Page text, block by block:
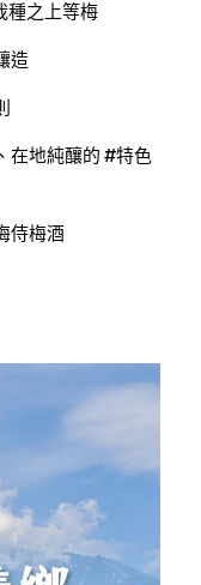
種之上等梅
造
在地純釀的 #特色
侍梅酒